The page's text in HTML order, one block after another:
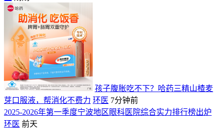
孩子腹胀吃不下？哈药三精山楂麦
芽口服液，帮消化不费力 环医 7分钟前
2025-2026年第一季度宁波地区眼科医院综合实力排行榜出炉
环医 前天